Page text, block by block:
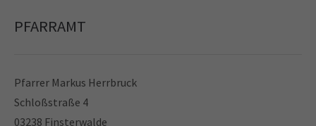
376-293 City Road, Suite 600
Have any questions?
+44 1234 567 890
PFARRAMT
Pfarrer Markus Herrbruck
Schloßstraße 4
03238 Finsterwalde